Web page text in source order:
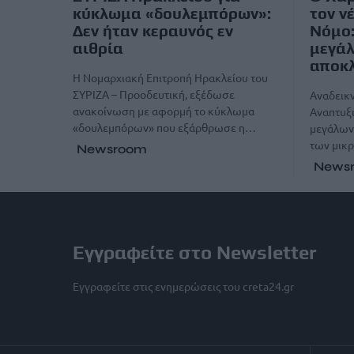
κύκλωμα «δουλεμπόρων»:
Δεν ήταν κεραυνός εν
αιθρία
Η Νομαρχιακή Επιτροπή Ηρακλείου του
ΣΥΡΙΖΑ – Προοδευτική, εξέδωσε
ανακοίνωση με αφορμή το κύκλωμα
«δουλεμπόρων» που εξάρθρωσε η…
Newsroom
τον
Νόμο:
μεγάλων
των
Εγγραφείτε στο Newsletter
Εγγραφείτε στις ενημερώσεις του creta24.gr